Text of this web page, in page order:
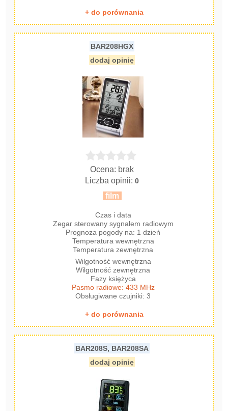
+ do porównania
BAR208HGX
dodaj opinię
Ocena: brak
Liczba opinii:0
film
Czas i data
Zegar sterowany sygnałem radiowym
Prognoza pogody na: 1 dzień
Temperatura wewnętrzna
Temperatura zewnętrzna
Wilgotność wewnętrzna
Wilgotność zewnętrzna
Fazy księżyca
Pasmo radiowe: 433 MHz
Obsługiwane czujniki: 3
+ do porównania
BAR208S, BAR208SA
dodaj opinię